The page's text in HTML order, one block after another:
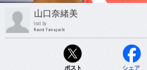
山口奈緒美
text by
Naomi Yamaguchi
ポスト シェア